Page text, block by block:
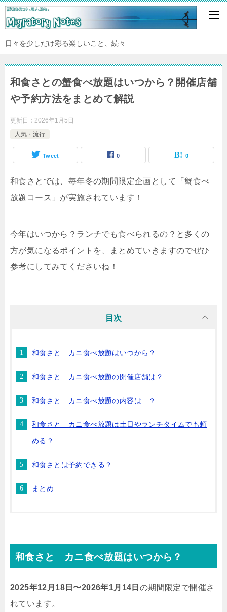
日々を少しだけ彩る楽しいこと、続々
和食さとの蟹食べ放題はいつから？開催店舗
や予約方法をまとめて解説
更新日： 2026年1月5日
人気・流行
Tweet 0 0
和食さとでは、毎年冬の期間限定企画として「蟹食べ
放題コース」が実施されています！
今年はいつから？ランチでも食べられるの？と多くの
方が気になるポイントを、まとめていきますのでぜひ
参考にしてみてくださいね！
目次
和食さと カニ食べ放題はいつから？
和食さと カニ食べ放題の開催店舗は？
和食さと カニ食べ放題の内容は…？
和食さと カニ食べ放題は土日やランチタイムでも頼
める？
和食さとは予約できる？
まとめ
和食さと カニ食べ放題はいつから？
2025年12月18日〜2026年1月14日 の期間限定で開催さ
れています。